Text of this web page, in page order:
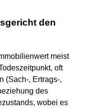
den
meist
oft
(Sach-, Ertrags-,
des
wobei es